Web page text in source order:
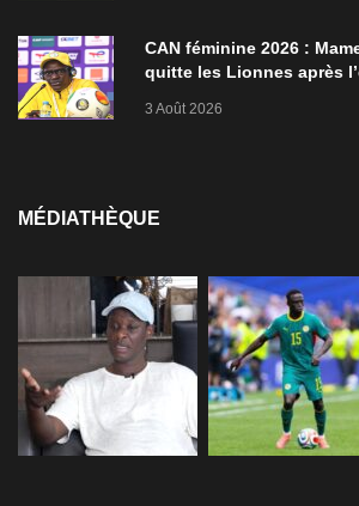
CAN féminine 2026 :
quitte les Lionnes après
3 Août 2026
MÉDIATHÈQUE